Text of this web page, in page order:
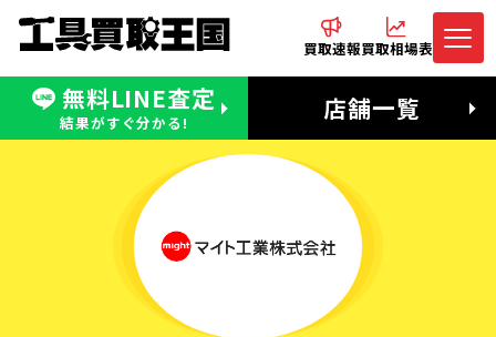
買取速報買取相場表
無料LINE査定
結果がすぐ分かる! 店舗一覧
無料LINE査定
受付：11:00〜19:00 木曜定休日
電話でお問合わせ
営業時間：11:00〜20:00